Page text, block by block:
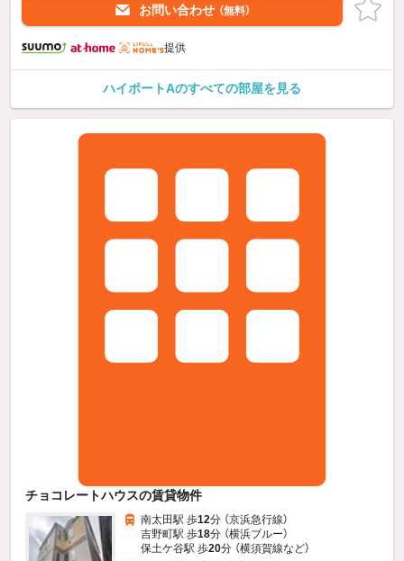
お問い合わせ （無料）
提供
ハイポートAのすべての部屋を見る
チョコレートハウスの賃貸物件
南太田駅 歩12分 （京浜急行線）
吉野町駅 歩18分 （横浜ブルー）
保土ケ谷駅 歩20分 （横須賀線など）